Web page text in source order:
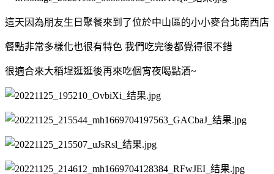
這天因為朋友生日聚餐來到了位於中山區的小小麥台北南西店
餐點非常多樣化也很有特色 我們吃完後都覺得很不錯
很適合來大稻埕逛逛後再來吃個宵夜喝點酒~